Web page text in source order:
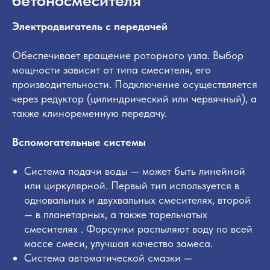
Электродвигатель с передачей
Обеспечивает вращение роторного узла. Выбор
мощности зависит от типа смесителя, его
производительности. Подключение осуществляется
через редуктор (цилиндрический или червячный), а
также клиноременную передачу.
Вспомогательные системы
Система подачи воды — может быть линейной
или циркулярной. Первый тип используется в
одновальных и двухвальных смесителях, второй
— в планетарных, а также тарельчатых
смесителях . Форсунки распыляют воду по всей
массе смеси, улучшая качество замеса.
Система автоматической смазки —
персональных данных
Я согласен получать рекламные и
информационные материалы
Отправить